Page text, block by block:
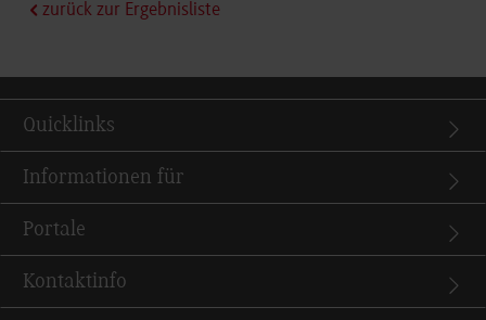
zurück zur Ergebnisliste
Quicklinks
Informationen für
Portale
Kontaktinfo